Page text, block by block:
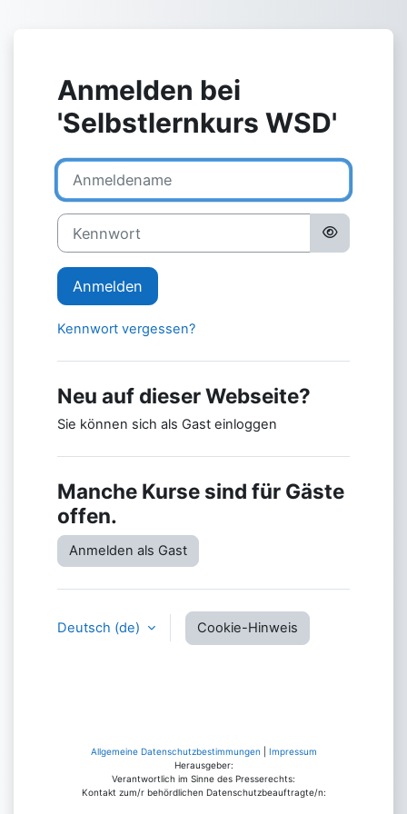
Anmelden bei
'Selbstlernkurs WSD'
Anmeldename
Kennwort
Anmelden
Kennwort vergessen?
Neu auf dieser Webseite?
Sie können sich als Gast einloggen
Manche Kurse sind für Gäste
offen.
Anmelden als Gast
Deutsch ‎(de)‎ Cookie-Hinweis
Allgemeine Datenschutzbestimmungen
Impressum
Herausgeber:
Verantwortlich im Sinne des Presserechts:
Kontakt zum/r behördlichen Datenschutzbeauftragte/n: